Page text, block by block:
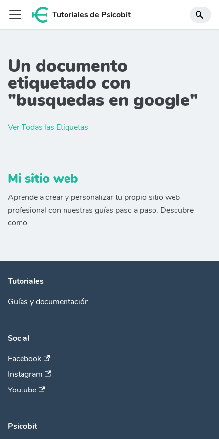
Tutoriales de Psicobit
Un documento
etiquetado con
"busquedas en google"
Ver Todas las Etiquetas
Mi sitio web
Aprende a crear y personalizar tu propio sitio web
profesional con nuestras guías paso a paso. Descubre
como
Tutoriales
Guías y documentación
Social
Facebook
Instagram
Youtube
Psicobit